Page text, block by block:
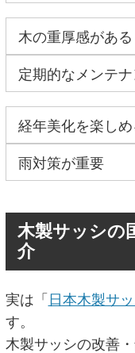
木の重厚感がある
定期的なメンテ
経年美化を楽しめ
雨対策が重要
木製サッシの
介
実は「 日本木製サ
す。
木製サッシの改善